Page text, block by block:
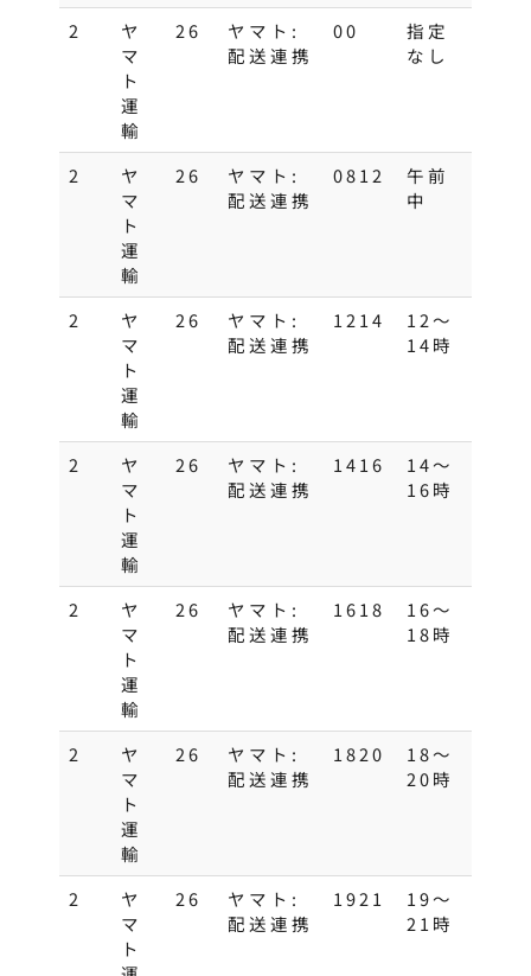
2
ヤ
マ
ト
運
輸
26
ヤマト:
配送連携
00
指定
なし
2
ヤ
マ
ト
運
輸
26
ヤマト:
配送連携
0812
午前
中
2
ヤ
マ
ト
運
輸
26
ヤマト:
配送連携
1214
12～
14時
2
ヤ
マ
ト
運
輸
26
ヤマト:
配送連携
1416
14～
16時
2
ヤ
マ
ト
運
輸
26
ヤマト:
配送連携
1618
16～
18時
2
ヤ
マ
ト
運
輸
26
ヤマト:
配送連携
1820
18～
20時
2
ヤ
マ
ト
26
ヤマト:
配送連携
1921
19〜
21時